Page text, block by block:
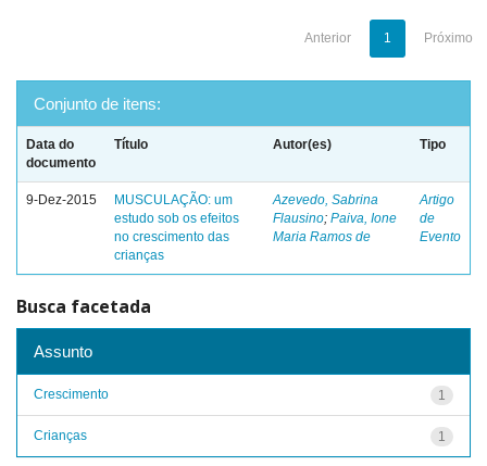
Anterior 1 Próximo
Conjunto de itens:
Data do
documento
Título Autor(es) Tipo
9-Dez-2015
MUSCULAÇÃO: um
estudo sob os efeitos
no crescimento das
crianças
Azevedo, Sabrina
Flausino; Paiva, Ione
Maria Ramos de
Artigo
de
Evento
Busca facetada
Assunto
1
Crescimento
1
Crianças